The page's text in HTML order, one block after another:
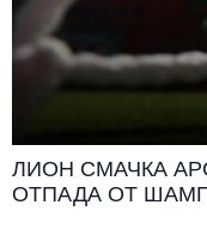
ЛИОН СМАЧКА
ОТПАДА ОТ